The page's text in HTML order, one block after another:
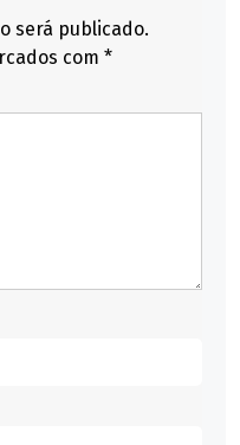
será publicado.
com *